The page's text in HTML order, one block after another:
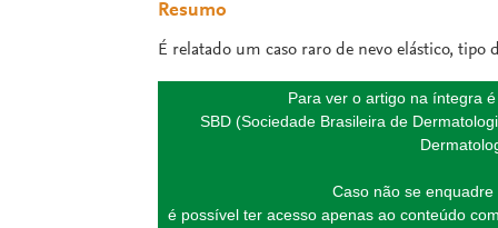
Resumo
É relatado um caso raro de nevo elástico,
Para ver o artigo na íntegra
SBD (Sociedade Brasileira de
Caso não se
é possível ter acesso apenas ao conteúdo